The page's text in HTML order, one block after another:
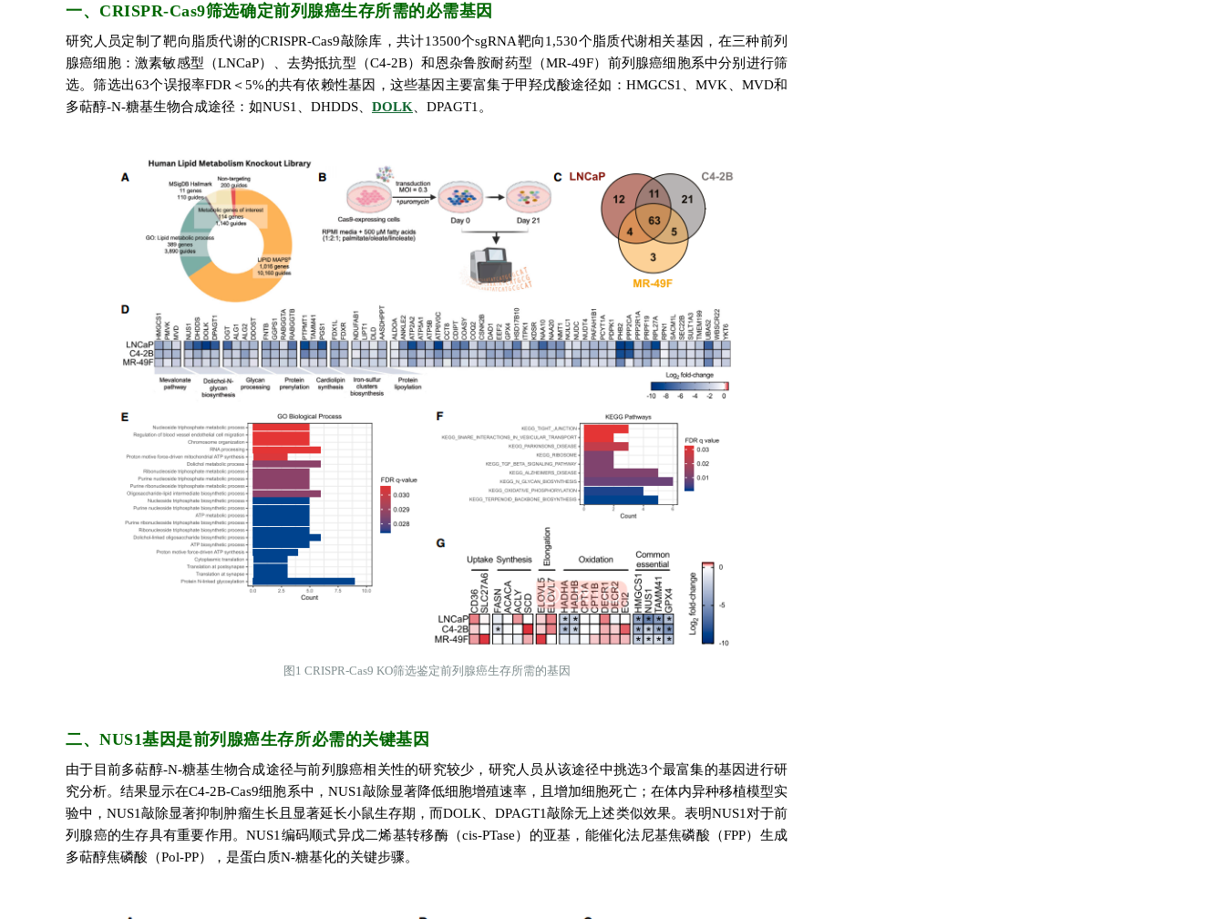
一、CRISPR-Cas9筛选确定前列腺癌生存所需的必需基因
研究人员定制了靶向脂质代谢的CRISPR-Cas9敲除库，共计13500个sgRNA靶向1,530个脂质代谢相关基因，在三种前列
腺癌细胞：激素敏感型（LNCaP）、去势抵抗型（C4-2B）和恩杂鲁胺耐药型（MR-49F）前列腺癌细胞系中分别进行筛
选。筛选出63个误报率FDR＜5%的共有依赖性基因，这些基因主要富集于甲羟戊酸途径如：HMGCS1、MVK、MVD和
多萜醇-N-糖基生物合成途径：如NUS1、DHDDS、 DOLK、DPAGT1。
图1 CRISPR-Cas9 KO筛选鉴定前列腺癌生存所需的基因
二、NUS1基因是前列腺癌生存所必需的关键基因
由于目前多萜醇-N-糖基生物合成途径与前列腺癌相关性的研究较少，研究人员从该途径中挑选3个最富集的基因进行研
究分析。结果显示在C4-2B-Cas9细胞系中，NUS1敲除显著降低细胞增殖速率，且增加细胞死亡；在体内异种移植模型实
验中，NUS1敲除显著抑制肿瘤生长且显著延长小鼠生存期，而DOLK、DPAGT1敲除无上述类似效果。表明NUS1对于前
列腺癌的生存具有重要作用。NUS1编码顺式异戊二烯基转移酶（cis-PTase）的亚基，能催化法尼基焦磷酸（FPP）生成
多萜醇焦磷酸（Pol-PP），是蛋白质N-糖基化的关键步骤。